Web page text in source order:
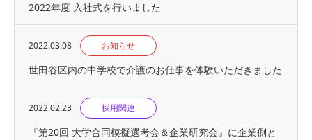
2022年度 入社式を行いました
2022.03.08 お知らせ
世田谷区内の中学校で介護のお仕事を体験いただきました
2022.02.23 採用関連
『第20回 大学合同模擬選考会＆企業研究会』に企業側と